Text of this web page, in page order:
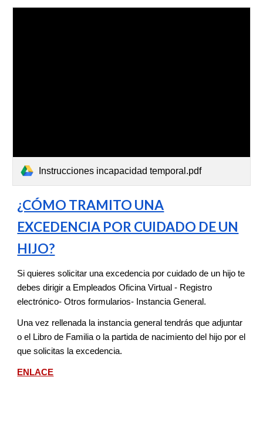
Instrucciones incapacidad temporal.pdf
¿CÓMO TRAMITO UNA
EXCEDENCIA POR CUIDADO DE UN
HIJO?
Si quieres solicitar una excedencia por cuidado de un hijo te
debes dirigir a Empleados Oficina Virtual - Registro
electrónico- Otros formularios- Instancia General.
Una vez rellenada la instancia general tendrás que adjuntar
o el Libro de Familia o la partida de nacimiento del hijo por el
que solicitas la excedencia.
ENLACE